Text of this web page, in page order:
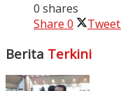
0 shares
Share 0 Tweet
Berita Terkini